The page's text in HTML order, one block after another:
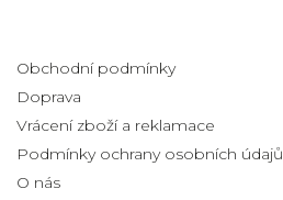
Obchodní podmínky
Doprava
Vrácení zboží a reklamace
Podmínky ochrany osobních údajů
O nás